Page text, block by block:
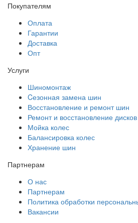
Покупателям
Оплата
Гарантии
Доставка
Опт
Услуги
Шиномонтаж
Cезонная замена шин
Восстановление и ремонт шин
Ремонт и восстановление дисков
Мойка колес
Балансировка колес
Хранение шин
Партнерам
О нас
Партнерам
Политика обработки
Вакансии